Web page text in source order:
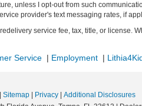
unless I opt-out from such
provider's text messaging rates, if
service fee, tax, title, or license.
Service | Employment |
Sitemap Privacy
Additional Disclosures